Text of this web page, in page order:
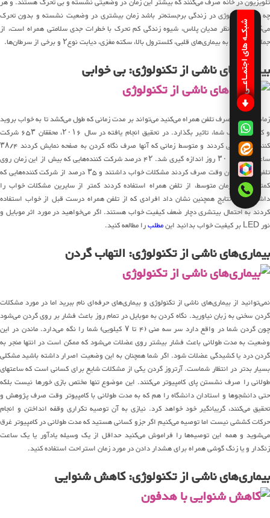
چه نقش تکنولوژی در زندگی برجسته‌تر باشد زمان بیشتری در وضعیت نشسته و بدون تحرک
می‌گذرد. طبق نظر مدیان پلاس، شیوه زندگی کم تحرک با خطرات جدی سلامتی همراه است، از
جمله خطر ابتلا به بیماری‌های قلبی، کلسترول بالا، سکته مغزی، دیابت نوع۲ و برخی از سرطان‌ها.
بیماری‌های ناشی از تکنولوژی: بی خوابی
زمانی که شما صرف تلفن همراه می‌کنید می‌تواند بر مدت زمانی که طول می‌کشد تا به خواب بروید
و کیفیت خواب شما، تاثیر بگذارد. در تحقیق انجام یافته در سال ۲۰۱۶، محققان ۶۵۳ شرکت
کننده را ردیابی کردند و متوسط زمانی که آنها صرف نگاه کردن به صفحه نمایش کردند ۳۸/۴
ساعت در طول ۳۰ روز اندازه گیری شد. ۴۲ درصد شرکت کننده‌هایی که بیش از این زمان روی
تلفن همراهشان وقت صرف کردند مشکلات خواب داشتند و ۳۵ درصد از شرکت کننده‌هایی که
کمتر از این زمان متوسط، از تلفن همراه استفاده کردند کمتر از سایرین مشکلات خواب را
داشتند. این نتایج همچنین نشان داد افرادی که از تلفن همراه درست قبل از خواب استفاده
کردند به احتمال بیتشری دچار ضعف کیفیت خواب هستند. اگر می‌خواهید در مورد اثر موبایل و
نور LED بر کیفیت خواب بدانید این
مطلبرا مطالعه کنید.
بیماری‌های ناشی از تکنولوژی: التهاب گردن
نمی‌توانید از بیماری‌های ناشی از تکنولوژی و بیماری‌های حرفه‌ای نام ببرید اما در مورد مشکلات
گردن سخنی به زبان نیاورید. نگاه کردن به موبایل در تمام روز باعث فشار بر روی گردن می‌شود
چون گردن شما در واقع دارد سر سه منی (۴ تا ۷ کیلویی) شما را نگه می‌دارد. ماندن در این
وضعیت به مدت طولانی باعث فشار بیشتر روی عضلات می‌شود که ممکن است در انتها منجر به
گردن درد یا کشیدگی عضلات شود. اگر شما همچنان به این وضعیت اصرار داشته باشید مشکلی
بسیار بدتر در انتظار شماست. آرتروز گردن یکی از مشکلات شایع برای کسانی است که ساعتهای
طولانی را صرف نشستن پای کامپیوتر می‌کنند. این موضوع تنها مختص بازی خورها نیست بلکه
حتی دانشجوها و استادان دانشگاه را هم که به مدت طولانی با کامپیوتر وقت صرف پژوهش و
تحقیق می‌کنند، گریبانگیر خود خواهد کرد. نیازی به آن توصیه تکراری وقفه انداختن و انجام
حرکات کششی نیست اما توصیه می‌کنیم اگر جزو کسانی هستید که مدت طولانی در کامپیوتر غرق
می‌شوید و همه این توصیه‌ها را فراموش می‌کنید حداقل از یک وسیله یادآور یا یک ساعت
زنگدار و یا زنگ گوشی همراه برای هشدار دادن در مورد زمان استراحت استفاده کنید.
بیماری‌های ناشی از تکنولوژی: کاهش شنوایی
شبکـه های اجتمـاعـی